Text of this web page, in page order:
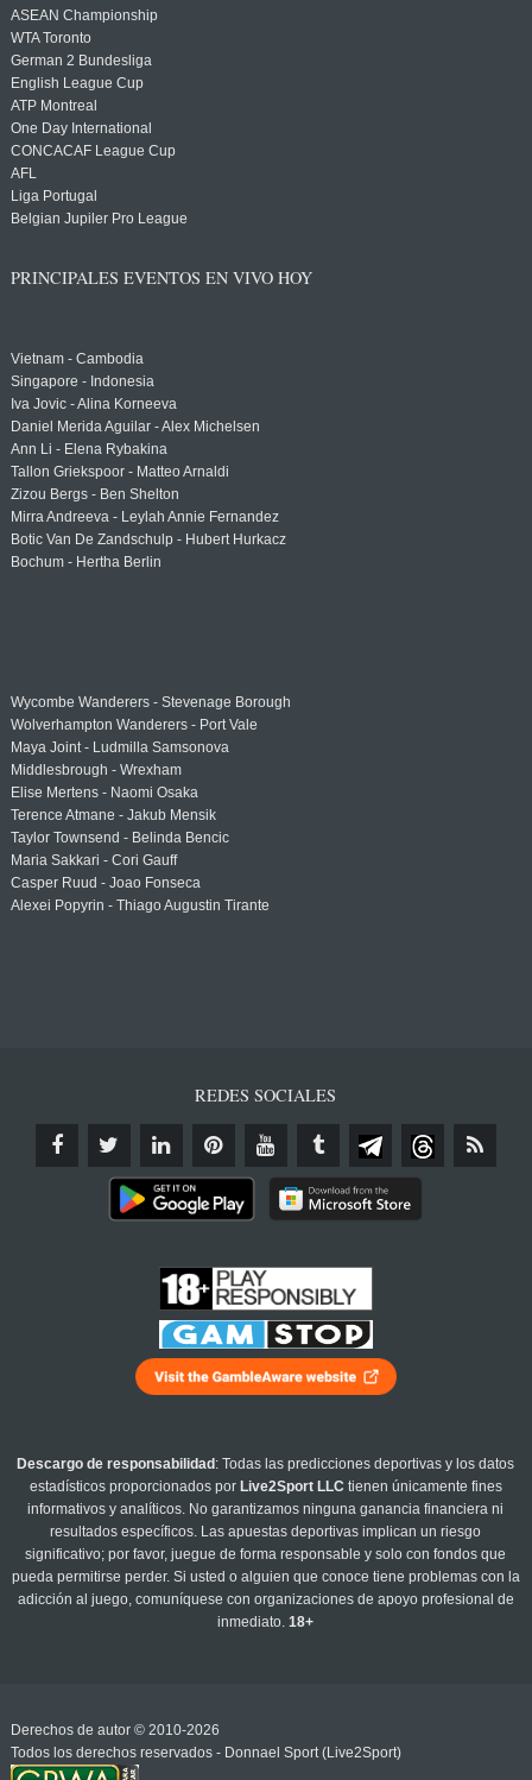
ASEAN Championship
WTA Toronto
German 2 Bundesliga
English League Cup
ATP Montreal
One Day International
CONCACAF League Cup
AFL
Liga Portugal
Belgian Jupiler Pro League
PRINCIPALES EVENTOS EN VIVO HOY
Vietnam - Cambodia
Singapore - Indonesia
Iva Jovic - Alina Korneeva
Daniel Merida Aguilar - Alex Michelsen
Ann Li - Elena Rybakina
Tallon Griekspoor - Matteo Arnaldi
Zizou Bergs - Ben Shelton
Mirra Andreeva - Leylah Annie Fernandez
Botic Van De Zandschulp - Hubert Hurkacz
Bochum - Hertha Berlin
Wycombe Wanderers - Stevenage Borough
Wolverhampton Wanderers - Port Vale
Maya Joint - Ludmilla Samsonova
Middlesbrough - Wrexham
Elise Mertens - Naomi Osaka
Terence Atmane - Jakub Mensik
Taylor Townsend - Belinda Bencic
Maria Sakkari - Cori Gauff
Casper Ruud - Joao Fonseca
Alexei Popyrin - Thiago Augustin Tirante
REDES SOCIALES
Descargo de responsabilidad : Todas las predicciones deportivas y los datos
estadísticos proporcionados por Live2Sport LLC tienen únicamente fines
informativos y analíticos. No garantizamos ninguna ganancia financiera ni
resultados específicos. Las apuestas deportivas implican un riesgo
significativo; por favor, juegue de forma responsable y solo con fondos que
pueda permitirse perder. Si usted o alguien que conoce tiene problemas con la
adicción al juego, comuníquese con organizaciones de apoyo profesional de
inmediato.18+
Derechos de autor © 2010-2026
Todos los derechos reservados - Donnael Sport (Live2Sport)